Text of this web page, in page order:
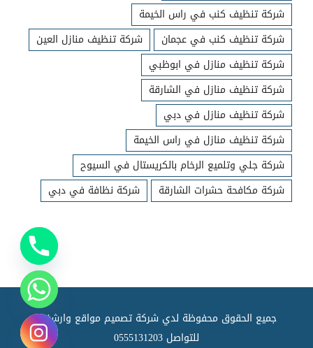
شركة تنظيف كنب في راس الخيمة
شركة تنظيف كنب في عجمان
شركة تنظيف منازل العين
شركة تنظيف منازل في ابوظبي
شركة تنظيف منازل في الشارقة
شركة تنظيف منازل في دبي
شركة تنظيف منازل في راس الخيمة
شركة جلي وتلميع الرخام بالكريستال في السيوح
شركة مكافحة حشرات الشارقة
شركة نظافة في دبي
جميع الحقوق محفوظة لدي شركة تصميم مواقع وارشفته
للتواصل 0555131203